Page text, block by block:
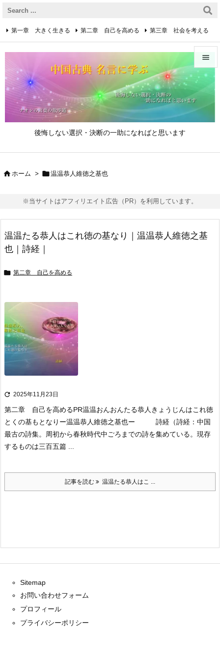
後悔しない選択・決断の一助になればと思います


メニュ

第一章 大きく生きる 第二章 自己を高める 第三章 社会を考える
第四章 着実に生きる 第五章 逆境を乗り越えるための心得
第六章 成功の心得 第七章 人と接するための心得
第八章 リーダーの心得
 ホーム > 温温恭人維徳之基也
※当サイトはアフィリエイト広告（PR）を利用しています。
温温たる恭人はこれ徳の基なり｜温温恭人維徳之基
也｜詩経｜
 第二章 自己を高める
 2025年11月23日
第二章 自己を高めるPR温温おんおんたる恭人きょうじんはこれ徳
とくの基もとなり ー温温恭人維徳之基也ー 詩経 （詩経：中国
最古の詩集。周初から春秋時代中ごろまでの詩を集めている。現存
するものは三百五篇 ...
記事を読む 温温たる恭人はこ ...
Sitemap
お問い合わせフォーム
プロフィール
プライバシーポリシー